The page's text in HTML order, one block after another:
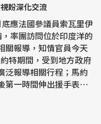
盼深化交流
應法國參議員索瓦里伊
率團訪問位於印度洋的
報導，知情官員今天
特期間，受到地方政府
泛報導相關行程；馬約
第一時間伸出援手表達